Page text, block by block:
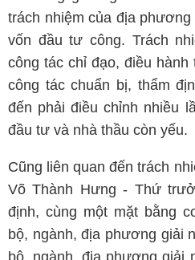
trách nhiệm của địa
vốn đầu tư công. Trách
công tác chỉ đạo, điều
công tác chuẩn bị, thẩm
đến phải điều chỉnh nhiều
đầu tư và nhà thầu còn yếu.
Cũng liên quan đến trách
Võ Thành Hưng - Thứ
định, cùng một mặt bằng
bộ, ngành, địa phương giải
bộ, ngành, địa phương giải